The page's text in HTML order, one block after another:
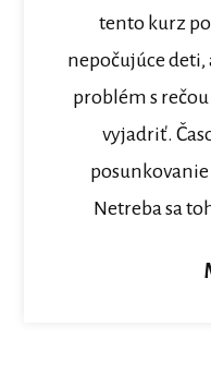
tento kurz
nepočujúce
problém s
vyjadriť.
Netreba sa